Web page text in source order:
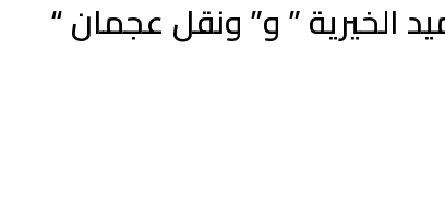
” و” ونقل عجمان “